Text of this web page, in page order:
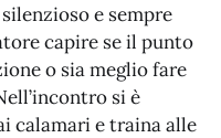
e sempre
capire se il punto
o sia meglio fare
si è
calamari e traina alle